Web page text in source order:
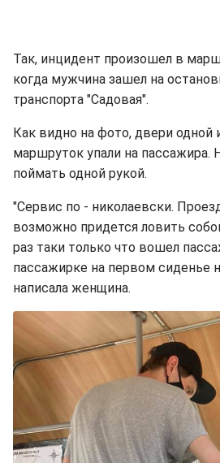
Так, инцидент произошел в
когда мужчина зашел на
транспорта "Садовая".
Как видно на фото, двери одной
маршруток упали на пассажира.
поймать одной рукой.
"Сервис по - николаевски.
возможно придется ловить
раз таки только что вошел
пассажирке на первом сиденье
написала женщина.